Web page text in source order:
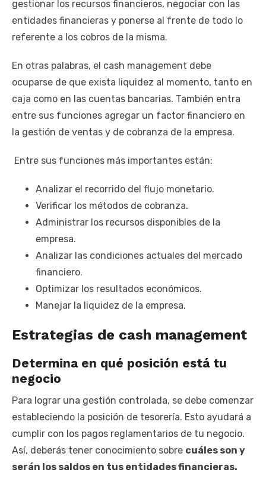
gestionar los recursos financieros, negociar con las
entidades financieras y ponerse al frente de todo lo
referente a los cobros de la misma.
En otras palabras, el cash management debe
ocuparse de que exista liquidez al momento, tanto en
caja como en las cuentas bancarias. También entra
entre sus funciones agregar un factor financiero en
la gestión de ventas y de cobranza de la empresa.
Entre sus funciones más importantes están:
Analizar el recorrido del flujo monetario.
Verificar los métodos de cobranza.
Administrar los recursos disponibles de la
empresa.
Analizar las condiciones actuales del mercado
financiero.
Optimizar los resultados económicos.
Manejar la liquidez de la empresa.
Estrategias de cash management
Determina en qué posición está tu
negocio
Para lograr una gestión controlada, se debe comenzar
estableciendo la posición de tesorería. Esto ayudará a
cumplir con los pagos reglamentarios de tu negocio.
Así, deberás tener conocimiento sobre cuáles son y
serán los saldos en tus entidades financieras.